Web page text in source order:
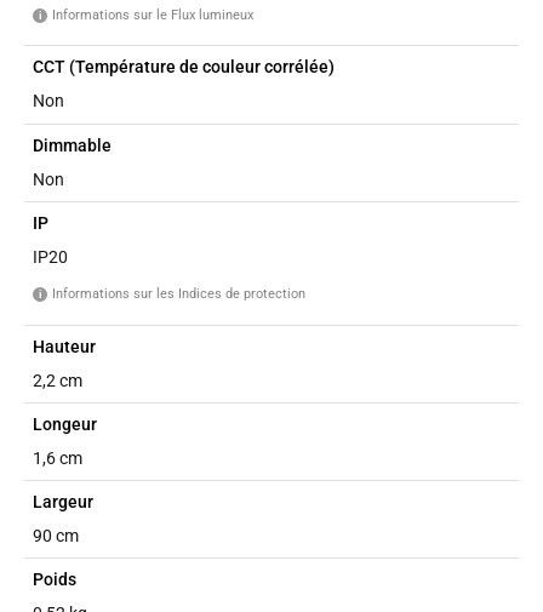
i Informations sur le Flux lumineux
CCT (Température de couleur corrélée)
Non
Dimmable
Non
IP
IP20
i Informations sur les Indices de protection
Hauteur
2,2 cm
Longeur
1,6 cm
Largeur
90 cm
Poids